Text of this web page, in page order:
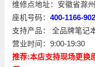
维修点地址：安徽省滁
座机号码： 400-1166-902
支持产品： 全品牌笔记
营业时间：9:00-19:30
推荐:本店支持现场更换